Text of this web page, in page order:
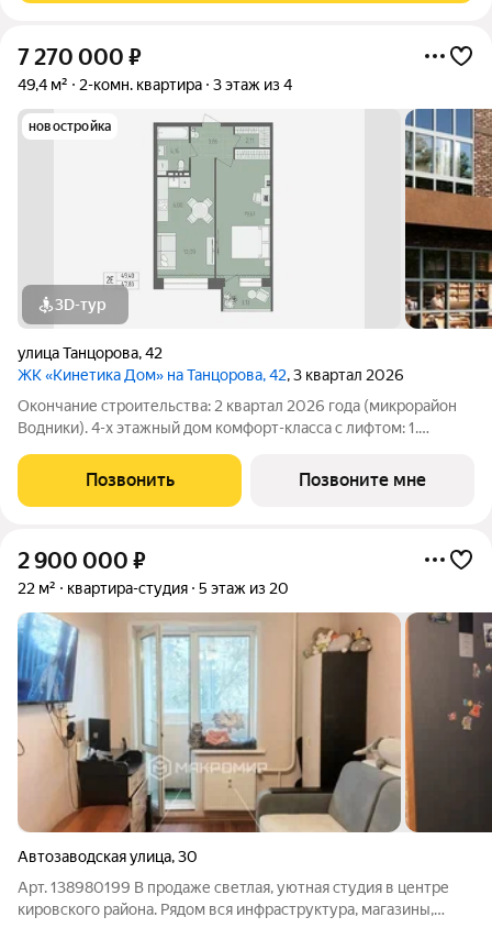
7 270 000 ₽
49,4 м² 2-комн. квартира 3 этаж из 4
новостройка
3D-тур
улица Танцорова,42
ЖК «Кинетика Дом» на Танцорова, 42, 3 квартал 2026
Окончание строительства: 2 квартал 2026 года (микрорайон
Водники). 4-х этажный дом комфорт-класса с лифтом: 1.
противопожарная безопасность, качественные входные двери
с двумя замками, домофон в
Позвонить Позвоните мне
2 900 000 ₽
22 м² квартира-студия 5 этаж из 20
Автозаводская улица,30
Арт. 138980199 В продаже светлая, уютная студия в центре
кировского района. Рядом вся инфраструктура, магазины,